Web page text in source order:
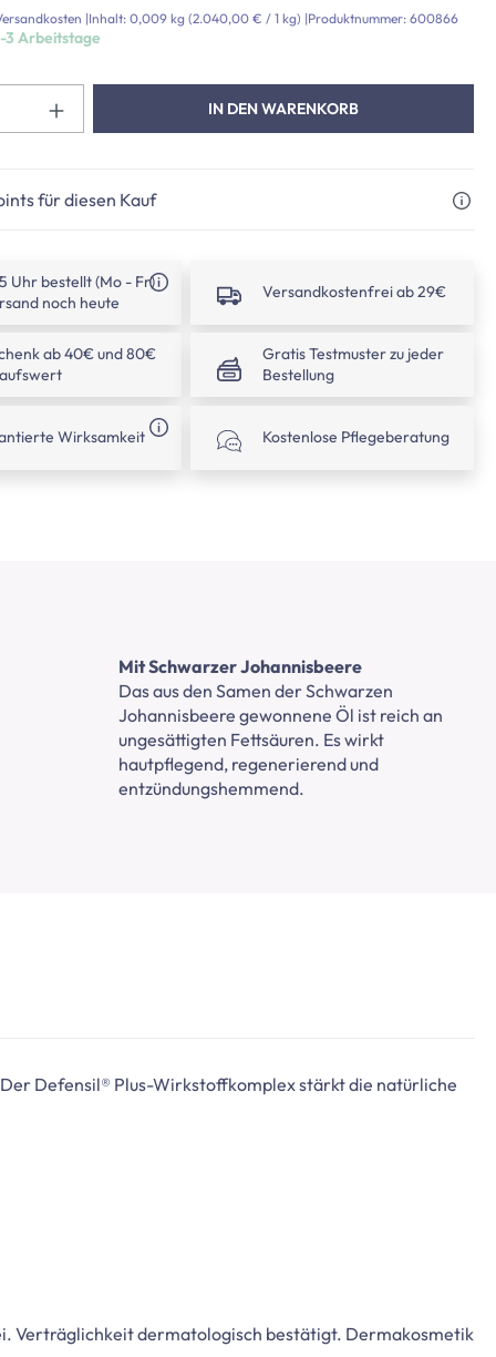
|Inhalt: 0,009 kg (2.040,00 € / 1 kg) |Produktnummer: 600866
3 Arbeitstage
Produkt Anzahl: Gib den
IN DEN WARENKORB
für diesen Kauf
Uhr bestellt (Mo - Fr)
noch heute
Versandkostenfrei ab 29€
ab 40€ und 80€
Gratis Testmuster zu jeder
Bestellung
Wirksamkeit Kostenlose Pflegeberatung
Mit Schwarzer Johannisbeere
Das aus den Samen der Schwarzen
Johannisbeere gewonnene Öl ist reich an
ungesättigten Fettsäuren. Es wirkt
hautpflegend, regenerierend und
entzündungshemmend.
Defensil® Plus-Wirkstoffkomplex stärkt die natürliche
Verträglichkeit dermatologisch bestätigt. Dermakosmetik